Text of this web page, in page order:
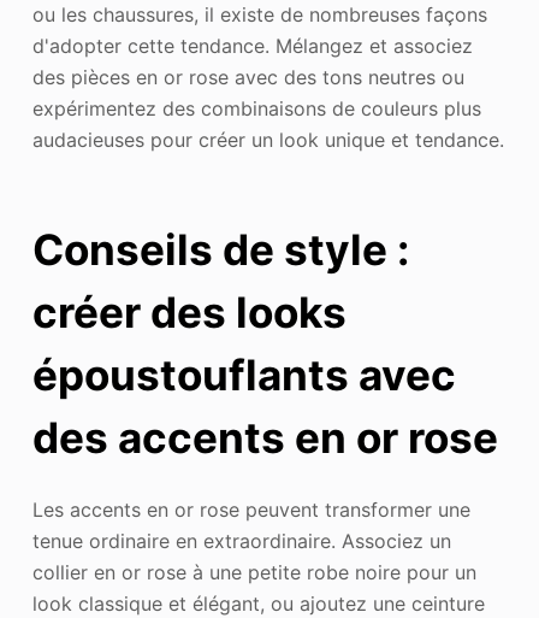
ou les chaussures, il existe de nombreuses façons
d'adopter cette tendance. Mélangez et associez
des pièces en or rose avec des tons neutres ou
expérimentez des combinaisons de couleurs plus
audacieuses pour créer un look unique et tendance.
Conseils de style :
créer des looks
époustouflants avec
des accents en or rose
Les accents en or rose peuvent transformer une
tenue ordinaire en extraordinaire. Associez un
collier en or rose à une petite robe noire pour un
look classique et élégant, ou ajoutez une ceinture